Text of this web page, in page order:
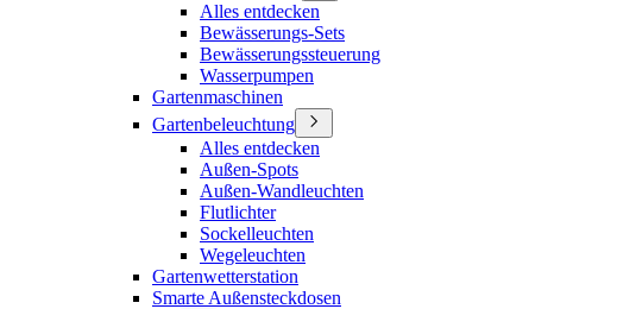
Alles entdecken
Bewässerungs-Sets
Bewässerungssteuerung
Wasserpumpen
Gartenmaschinen
Gartenbeleuchtung
Alles entdecken
Außen-Spots
Außen-Wandleuchten
Flutlichter
Sockelleuchten
Wegeleuchten
Gartenwetterstation
Smarte Außensteckdosen